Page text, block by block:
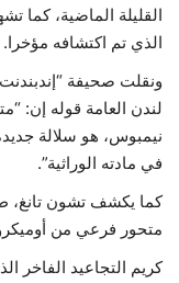
القليلة الماضية، كما
الذي تم اكتشافه مؤخرا.
ونقلت صحيفة
في مادته الوراثية”.
كما يكشف تشون تانغ،
متحور فرعي من